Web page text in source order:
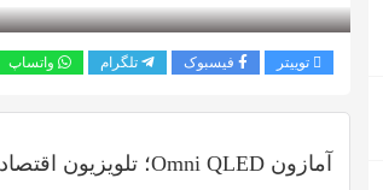
توییتر فیسبوک تلگرام واتساپ
آمازون Omni QLED؛ تلویزیون اقتصادی با کیفیت فوق العاده و قیمت باورنکردنی